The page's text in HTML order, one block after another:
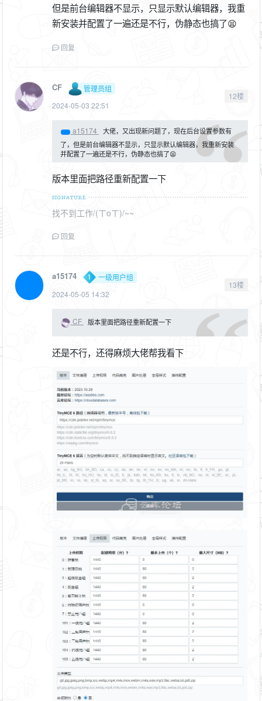
但是前台编辑器不显示，只显示默认编辑器，我重
新安装并配置了一遍还是不行，伪静态也搞了😫
回复
CF
管理员组
2024-05-03 22:51
12楼
a15174
大佬，又出现新问题了，现在后台设置参数有
了，但是前台编辑器不显示，只显示默认编辑器，我重新安装
并配置了一遍还是不行，伪静态也搞了😫
版本里面把路径重新配置一下
找不到工作/(ㄒoㄒ)/~~
回复
a15174
一级用户组
2024-05-05 14:32
13楼
CF 版本里面把路径重新配置一下
还是不行，还得麻烦大佬帮我看下